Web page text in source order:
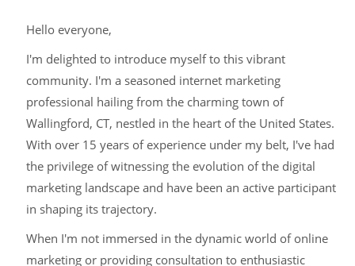
Hello everyone,
I'm delighted to introduce myself to this vibrant
community. I'm a seasoned internet marketing
professional hailing from the charming town of
Wallingford, CT, nestled in the heart of the United States.
With over 15 years of experience under my belt, I've had
the privilege of witnessing the evolution of the digital
marketing landscape and have been an active participant
in shaping its trajectory.
When I'm not immersed in the dynamic world of online
marketing or providing consultation to enthusiastic